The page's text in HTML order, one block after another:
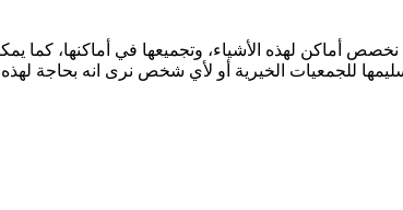
أماكن لهذه الأشياء، وتجميعها في أماكنها، كما
للجمعيات الخيرية أو لأي شخص نرى انه بحاجة لهذه